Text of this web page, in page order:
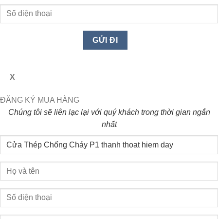
X
ĐĂNG KÝ MUA HÀNG
Chúng tôi sẽ liên lạc lại với quý khách trong thời gian ngắn
nhất